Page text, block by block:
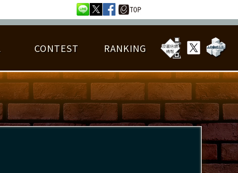
楽曲データ 詳細楽曲データ
んごろチャレンジ EDIT譜面
フレンドリスト
CONTEST RANKING
TOTAL BEST SCORE RANKING